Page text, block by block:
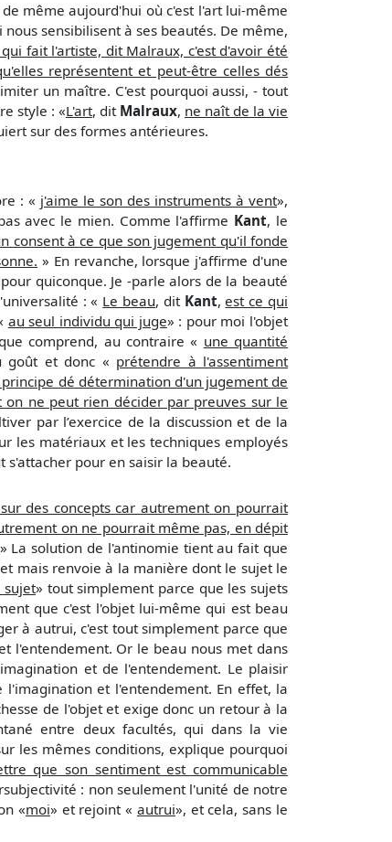
même aujourd'hui où c'est l'art lui-même
sensibilisent à ses beautés. De même,
qui fait l'artiste, dit Malraux, c'est d'avoir été
représentent et peut-être celles dés
un maître. C'est pourquoi aussi, - tout
style : «L'art, dit Malraux, ne naît de la vie
sur des formes antérieures.
: « j'aime le son des instruments à vent»,
avec le mien. Comme l'affirme Kant, le
consent à ce que son jugement qu'il fonde
» En revanche, lorsque j'affirme d'une
quiconque. Je -parle alors de la beauté
: « Le beau, dit Kant,est ce qui
au seul individu qui juge» : pour moi l'objet
comprend, au contraire « une quantité
goût et donc « prétendre à l'assentiment
dé détermination d'un jugement de
ne peut rien décider par preuves sur le
par l’exercice de la discussion et de la
les matériaux et les techniques employés
pour en saisir la beauté.
des concepts car autrement on pourrait
on ne pourrait même pas, en dépit
» La solution de l'antinomie tient au fait que
mais renvoie à la manière dont le sujet le
sujet» tout simplement parce que les sujets
que c'est l'objet lui-même qui est beau
à autrui, c'est tout simplement parce que
l'entendement. Or le beau nous met dans
et de l'entendement. Le plaisir
et l'entendement. En effet, la
de l'objet et exige donc un retour à la
entre deux facultés, qui dans la vie
les mêmes conditions, explique pourquoi
que son sentiment est communicable
: non seulement l'unité de notre
«moi» et rejoint « autrui», et cela, sans le